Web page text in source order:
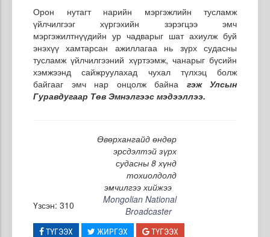
Орон нутагт нарийн мэргэжлийн тусламж
үйлчилгээг хүргэхийн зэрэгцээ эмч
мэргэжилтнүүдийн ур чадварыг шат ахиулж буй
энэхүү хамтарсан ажиллагаа нь зүрх судасны
тусламж үйлчилгээний хүртээмж, чанарыг бүсийн
хэмжээнд сайжруулахад чухал түлхэц болж
байгааг эмч нар онцолж байна гэж Улсын
Гуравдугаар Төв Эмнэлгээс мэдээллээ.
Өвөрхангайд өндөр
эрсдэлтэй зүрх
судасны 8 хүнд
тохиолдолд
эмчилгээ хийжээ
Үзсэн: 310
Mongolian National
Broadcaster
ТҮГЭЭХ ЖИРГЭХ ТҮГЭЭХ